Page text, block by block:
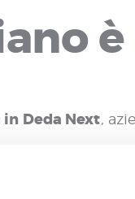
in Deda Next,
proprio